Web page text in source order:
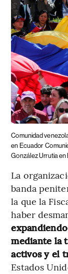
Comunidad
en Ecuador
González Urrutia en
La
banda
la que la
haber
mediante la
activos y el
Estados